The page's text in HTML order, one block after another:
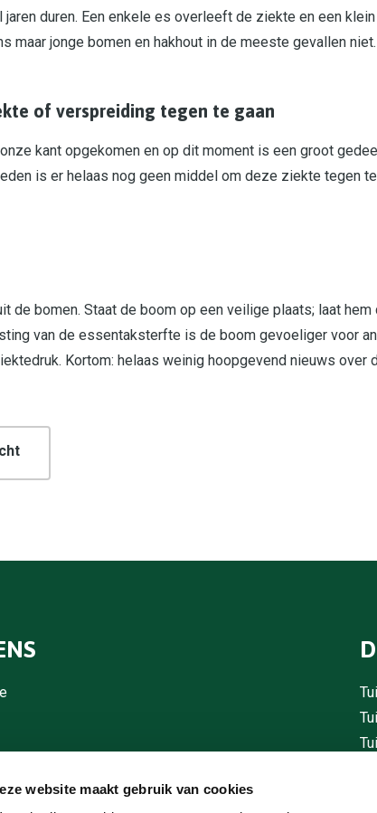
website maakt gebruik van cookies
jaren duren. Een enkele es overleeft de ziekte en een
maar jonge bomen en hakhout in de meeste gevallen
of verspreiding tegen te gaan
kant opgekomen en op dit moment is een groot
is er helaas nog geen middel om deze ziekte tegen
de bomen. Staat de boom op een veilige plaats; laat
van de essentaksterfte is de boom gevoeliger voor
Kortom: helaas weinig hoopgevend nieuws over